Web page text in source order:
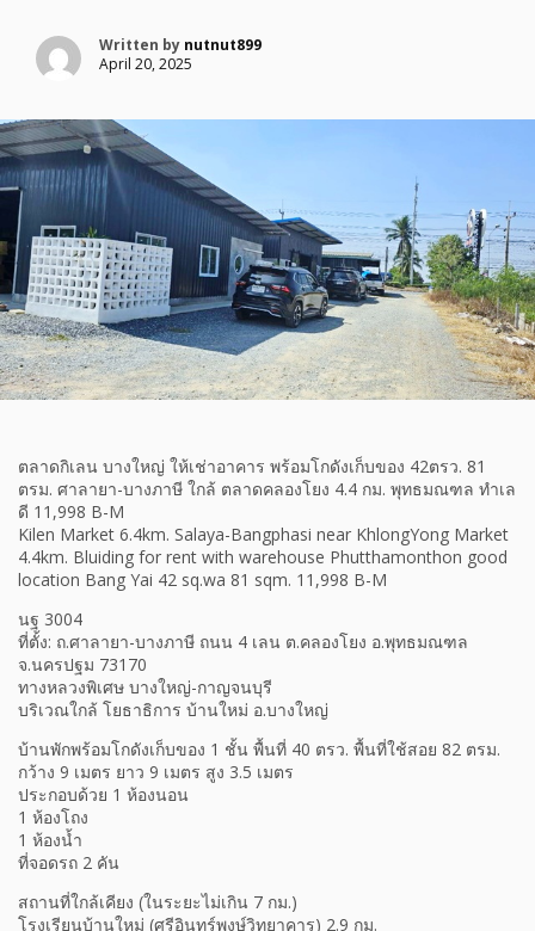
Written by nutnut899
April 20, 2025
ตลาดกิเลน บางใหญ่ ให้เช่าอาคาร พร้อมโกดังเก็บของ 42ตรว. 81
ตรม. ศาลายา-บางภาษี ใกล้ ตลาดคลองโยง 4.4 กม. พุทธมณฑล ทำเล
ดี 11,998 B-M
Kilen Market 6.4km. Salaya-Bangphasi near KhlongYong Market
4.4km. Bluiding for rent with warehouse Phutthamonthon good
location Bang Yai 42 sq.wa 81 sqm. 11,998 B-M
นฐ 3004
ที่ตั้ง: ถ.ศาลายา-บางภาษี ถนน 4 เลน ต.คลองโยง อ.พุทธมณฑล
จ.นครปฐม 73170
ทางหลวงพิเศษ บางใหญ่-กาญจนบุรี
บริเวณใกล้ โยธาธิการ บ้านใหม่ อ.บางใหญ่
บ้านพักพร้อมโกดังเก็บของ 1 ชั้น พื้นที่ 40 ตรว. พื้นที่ใช้สอย 82 ตรม.
กว้าง 9 เมตร ยาว 9 เมตร สูง 3.5 เมตร
ประกอบด้วย 1 ห้องนอน
1 ห้องโถง
1 ห้องน้ำ
ที่จอดรถ 2 คัน
สถานที่ใกล้เคียง (ในระยะไม่เกิน 7 กม.)
โรงเรียนบ้านใหม่ (ศรีอินทร์พงษ์วิทยาคาร) 2.9 กม.